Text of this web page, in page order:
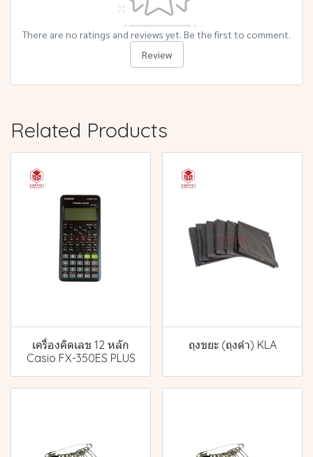
There are no ratings and reviews yet. Be the first to comment.
Review
Related Products
เครื่องคิดเลข 12 หลัก
Casio FX-350ES PLUS
ถุงขยะ (ถุงดำ) KLA